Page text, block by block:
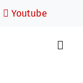
Youtube